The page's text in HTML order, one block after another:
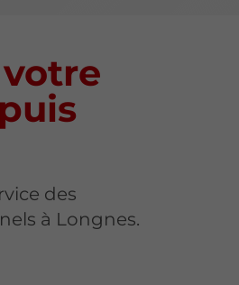
des
à Longnes.